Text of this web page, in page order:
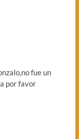
fue un
por favor